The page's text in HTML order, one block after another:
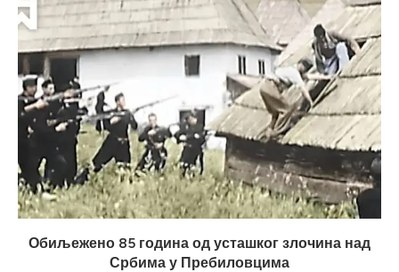
Обиљежено 85 година од усташког злочина над
Србима у Пребиловцима